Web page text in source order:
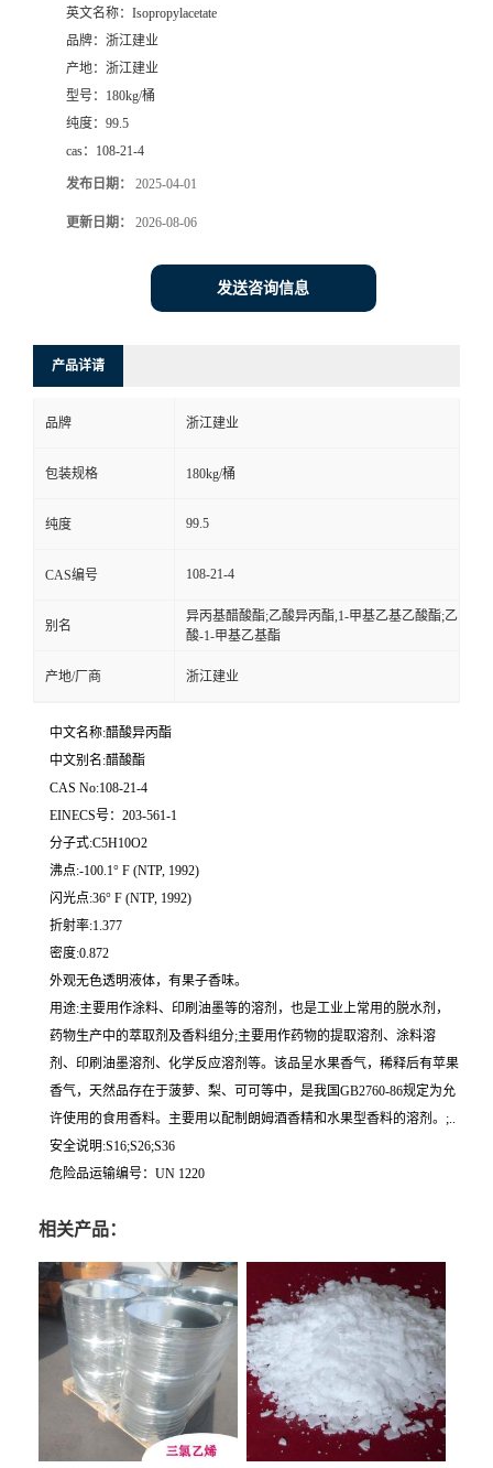
英文名称： Isopropylacetate
品牌： 浙江建业
产地： 浙江建业
型号： 180kg/桶
纯度： 99.5
cas： 108-21-4
发布日期： 2025-04-01
更新日期： 2026-08-06
发送咨询信息
产品详请
品牌 浙江建业
包装规格 180kg/桶
纯度 99.5
CAS编号 108-21-4
别名
异丙基醋酸酯;乙酸异丙酯,1-甲基乙基乙酸酯;乙
酸-1-甲基乙基酯
产地/厂商 浙江建业
中文名称:醋酸异丙酯
中文别名:醋酸酯
CAS No:108-21-4
EINECS号：203-561-1
分子式:C5H10O2
沸点:-100.1° F (NTP, 1992)
闪光点:36° F (NTP, 1992)
折射率:1.377
密度:0.872
外观无色透明液体，有果子香味。
用途:主要用作涂料、印刷油墨等的溶剂，也是工业上常用的脱水剂，
药物生产中的萃取剂及香料组分;主要用作药物的提取溶剂、涂料溶
剂、印刷油墨溶剂、化学反应溶剂等。该品呈水果香气，稀释后有苹果
香气，天然品存在于菠萝、梨、可可等中，是我国GB2760-86规定为允
许使用的食用香料。主要用以配制朗姆酒香精和水果型香料的溶剂。;..
安全说明:S16;S26;S36
危险品运输编号：UN 1220
相关产品：